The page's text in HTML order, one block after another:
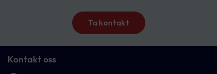
Ta kontakt
Kontakt oss